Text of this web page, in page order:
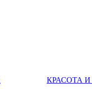
КРАСОТА И